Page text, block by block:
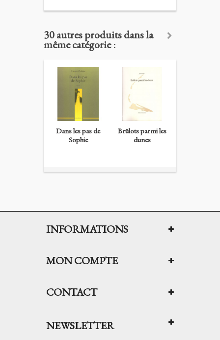
30 autres produits dans la
même catégorie :
Dans les pas de
Sophie
Brûlots parmi les
dunes
INFORMATIONS
MON COMPTE
CONTACT
NEWSLETTER